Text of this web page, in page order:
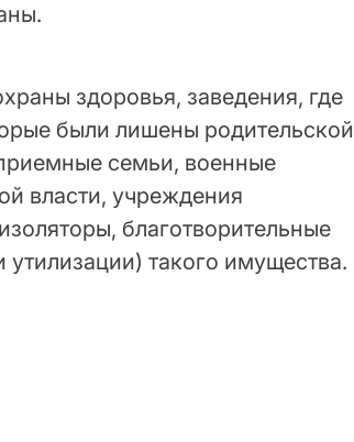
здоровья, заведения, где
были лишены родительской
семьи, военные
власти, учреждения
благотворительные
такого имущества.